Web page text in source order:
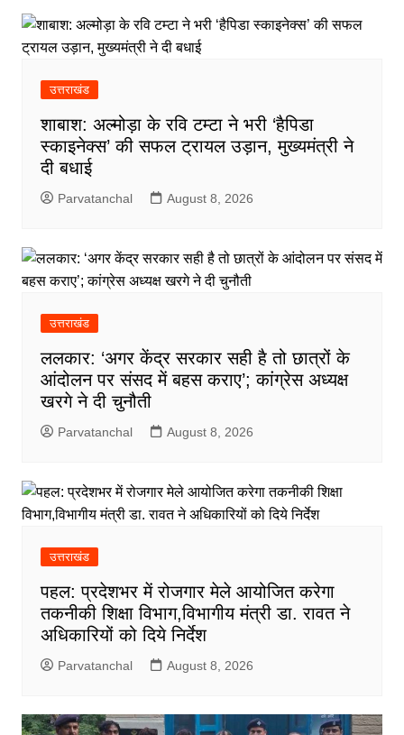
उत्तराखंड
शाबाश: अल्मोड़ा के रवि टम्टा ने भरी ‘हैपिडा
स्काइनेक्स’ की सफल ट्रायल उड़ान, मुख्यमंत्री ने
दी बधाई
Parvatanchal August 8, 2026
उत्तराखंड
ललकार: ‘अगर केंद्र सरकार सही है तो छात्रों के
आंदोलन पर संसद में बहस कराए’; कांग्रेस अध्यक्ष
खरगे ने दी चुनौती
Parvatanchal August 8, 2026
उत्तराखंड
पहल: प्रदेशभर में रोजगार मेले आयोजित करेगा
तकनीकी शिक्षा विभाग,विभागीय मंत्री डा. रावत ने
अधिकारियों को दिये निर्देश
Parvatanchal August 8, 2026